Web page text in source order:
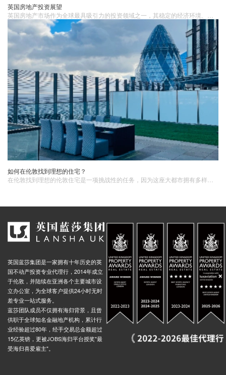
英国房地产投资展望
如何在伦敦找到理想的住宅？
英国蓝莎集团是一家拥有十年历史的英
国不动产投资专业代理行，2014年成立
于伦敦，并陆续在亚洲各个主要城市设
立办公室，为全球客户提供24小时无时
差专业一站式服务。
蓝莎团队成员不仅拥有海归背景，且曾
供职于全球知名金融地产机构，累计行
业经验超过80年，经手交易总金额超过
15亿英镑，更被JOBS海归平台授奖"最
受海归喜爱雇主"。